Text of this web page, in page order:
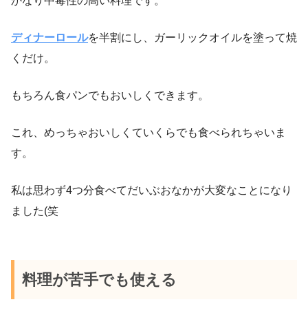
ディナーロールを半割にし、ガーリックオイルを塗って焼
くだけ。
もちろん食パンでもおいしくできます。
これ、めっちゃおいしくていくらでも食べられちゃいま
す。
私は思わず4つ分食べてだいぶおなかが大変なことになり
ました(笑
料理が苦手でも使える